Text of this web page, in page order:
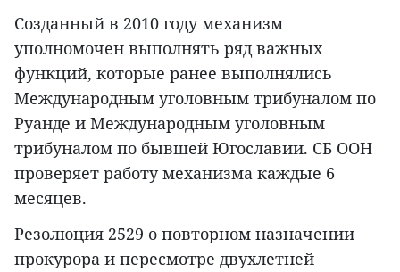
Созданный в 2010 году механизм
уполномочен выполнять ряд важных
функций, которые ранее выполнялись
Международным уголовным трибуналом по
Руанде и Международным уголовным
трибуналом по бывшей Югославии. СБ ООН
проверяет работу механизма каждые 6
месяцев.
Резолюция 2529 о повторном назначении
прокурора и пересмотре двухлетней